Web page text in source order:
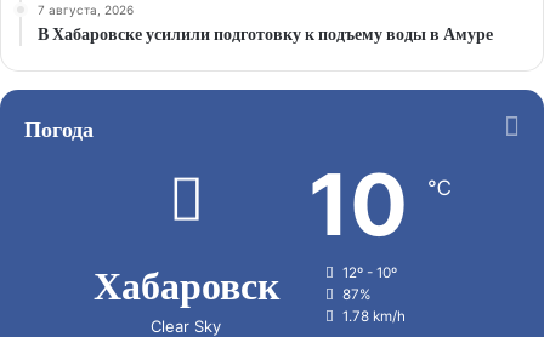
7 августа, 2026
В Хабаровске усилили подготовку к подъему воды в Амуре
Погода
Хабаровск
Clear Sky
10 ℃
12º - 10º
87%
1.78 km/h